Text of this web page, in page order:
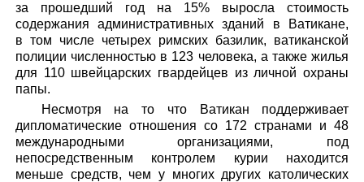
за прошедший год на 15% выросла стоимость
содержания административных зданий в Ватикане,
в том числе четырех римских базилик, ватиканской
полиции численностью в 123 человека, а также жилья
для 110 швейцарских гвардейцев из личной охраны
папы.
Несмотря на то что Ватикан поддерживает
дипломатические отношения со 172 странами и 48
международными организациями, под
непосредственным контролем курии находится
меньше средств, чем у многих других католических